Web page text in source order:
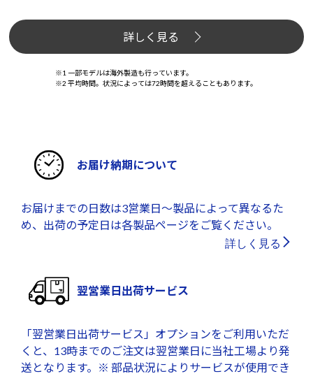
詳しく見る
※1 一部モデルは海外製造も行っています。
※2 平均時間。状況によっては72時間を超えることもあります。
お届け納期について
お届けまでの日数は3営業日～製品によって異なるた
め、出荷の予定日は各製品ページをご覧ください。
詳しく見る
翌営業日出荷サービス
「翌営業日出荷サービス」オプションをご利用いただ
くと、13時までのご注文は翌営業日に当社工場より発
送となります。※ 部品状況によりサービスが使用でき